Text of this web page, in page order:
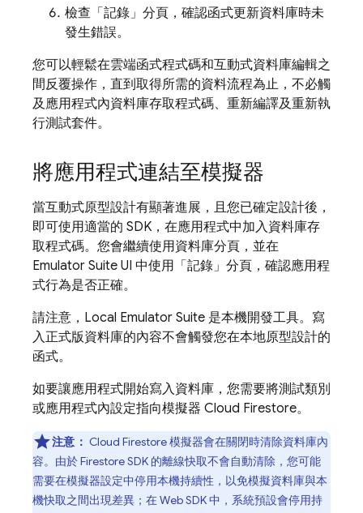
檢查「記錄」 分頁，確認函式更新資料庫時未
發生錯誤。
您可以輕鬆在雲端函式程式碼和互動式資料庫編輯之
間反覆操作，直到取得所需的資料流程為止，不必觸
及應用程式內資料庫存取程式碼、重新編譯及重新執
行測試套件。
將應用程式連結至模擬器
當互動式原型設計有顯著進展，且您已確定設計後，
即可使用適當的 SDK，在應用程式中加入資料庫存
取程式碼。您會繼續使用資料庫分頁，並在
Emulator Suite UI 中使用「記錄」 分頁，確認應用程
式行為是否正確。
請注意， Local Emulator Suite 是本機開發工具。寫
入正式版資料庫的內容不會觸發您在本地原型設計的
函式。
如要讓應用程式開始寫入資料庫，您需要將測試類別
或應用程式內設定指向模擬器 Cloud Firestore。
注意： Cloud Firestore模擬器會在關閉時清除資料庫內
容。由於 Firestore SDK 的離線快取不會自動清除，您可能
需要在模擬器設定中停用本機持續性，以免模擬資料庫與本
機快取之間出現差異；在 Web SDK 中，系統預設會停用持